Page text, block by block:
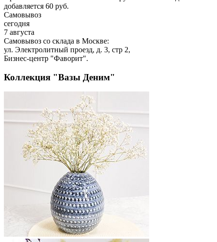
добавляется 60 руб.
Самовывоз
сегодня
7 августа
Самовывоз со склада в Москве:
ул. Электролитный проезд, д. 3, стр 2,
Бизнес-центр "Фаворит".
Коллекция "Вазы Деним"